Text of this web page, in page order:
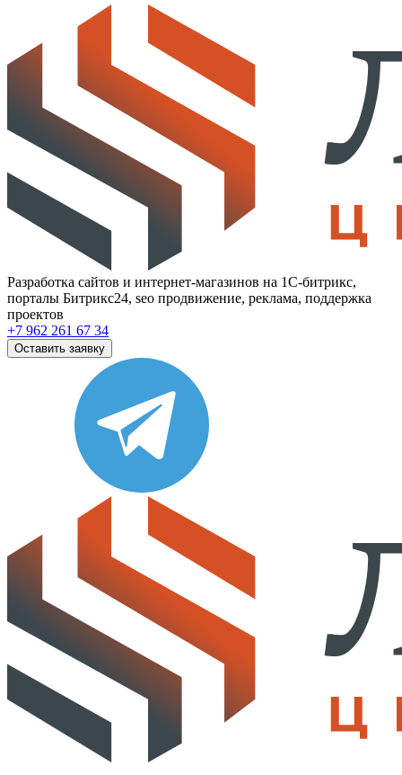
Разработка сайтов и интернет-магазинов на 1С-битрикс,
порталы Битрикс24, seo продвижение, реклама, поддержка
проектов
+7 962 261 67 34
Оставить заявку